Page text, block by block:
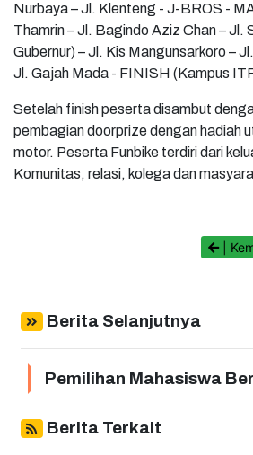
Nurbaya – Jl. Klenteng - J-BROS -
Thamrin – Jl. Bagindo Aziz Chan – Jl.
Gubernur) – Jl. Kis Mangunsarkoro –
Jl. Gajah Mada - FINISH (Kampus
Setelah finish peserta disambut
pembagian doorprize dengan hadiah
motor. Peserta Funbike terdiri dari
Komunitas, relasi, kolega dan
|
Berita Selanjutnya
Pemilihan Mahasiswa
Berita Terkait